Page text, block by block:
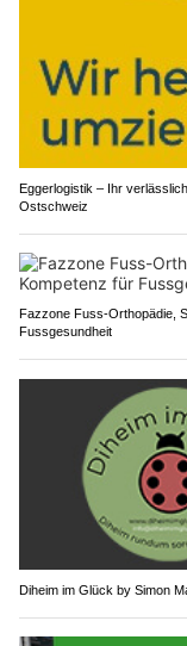
Eggerlogistik – Ihr
Ostschweiz
Fazzone Fuss-Orthopädie,
Fussgesundheit
Diheim im Glück by Simon